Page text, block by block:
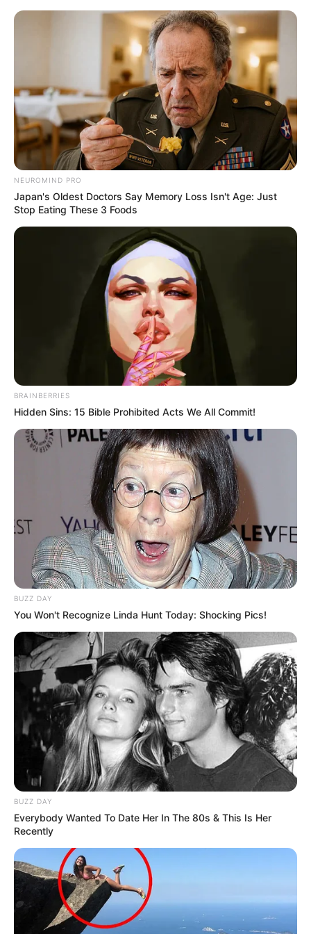
Aposentadoria > Notícia
Especial dos ACS e ACE: valores reais, hoje.
Aposentadoria Especial dos ACS e
ACE: valores reais, hoje.
Aposentadoria,Notícia
Agentes Comunitários de Saúde e dos Agentes de
Combate às Endemias precisam ficar atentos aos fatos.
—Foto:
Aposentadoria Especial dos ACS e ACE: valores reais, hoje.
Publicadono JASB em 06.janeiro.2026.Atualizadoem
20.janeiro.2026.
WhatsApp: Rede do JASB |AAposentadoria Especial dos Agentes
Comunitários de Saúde (ACS) e dos Agentes de Combate às
Endemias (ACE), prevista pelaEmenda Constitucional 120/2022,
trouxe limitações, apesar de garantir um Piso.
-ad3
Embora a emenda tenha garantido o Piso Nacional de dois salários
mínimos para quem está na ativa,
não assegurou paridade nem
NEUROMIND PRO
Japan's Oldest Doctors Say Memory Loss Isn't Age: Just
Stop Eating These 3 Foods
BRAINBERRIES
Hidden Sins: 15 Bible Prohibited Acts We All Commit!
BUZZ DAY
You Won't Recognize Linda Hunt Today: Shocking Pics!
BUZZ DAY
Everybody Wanted To Date Her In The 80s & This Is Her
Recently